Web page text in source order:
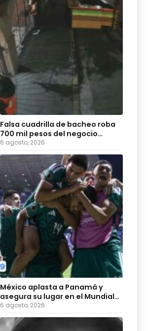
Falsa cuadrilla de bacheo roba
700 mil pesos del negocio
Coyote Burger
6 agosto, 2026
México aplasta a Panamá y
asegura su lugar en el Mundial
Sub-20 de 2027
6 agosto, 2026